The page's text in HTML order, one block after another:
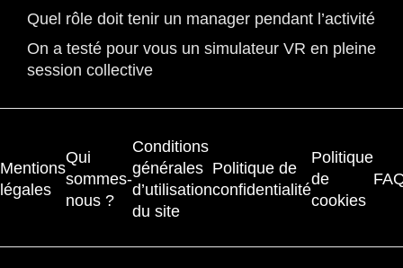
Quel rôle doit tenir un manager pendant l’activité
On a testé pour vous un simulateur VR en pleine
session collective
Mentions
légales
Qui
sommes-
nous ?
Conditions
générales
d’utilisation
du site
Politique de
confidentialité
Politique
de
cookies